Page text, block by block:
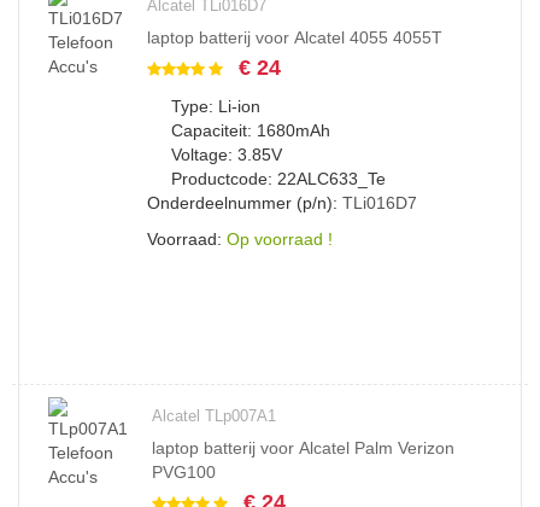
Alcatel TLi016D7
laptop batterij voor Alcatel 4055 4055T
€ 24
Type: Li-ion
Capaciteit: 1680mAh
Voltage: 3.85V
Productcode: 22ALC633_Te
Onderdeelnummer (p/n): TLi016D7
Voorraad: Op voorraad !
Alcatel TLp007A1
laptop batterij voor Alcatel Palm Verizon
PVG100
€ 24